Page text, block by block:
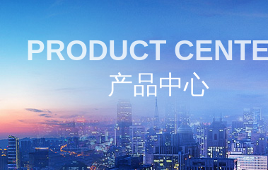
PRODUCT
产品中心